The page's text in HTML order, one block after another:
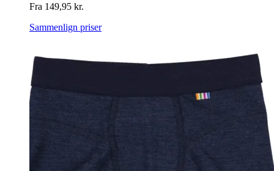
Fra 149,95 kr.
Sammenlign priser